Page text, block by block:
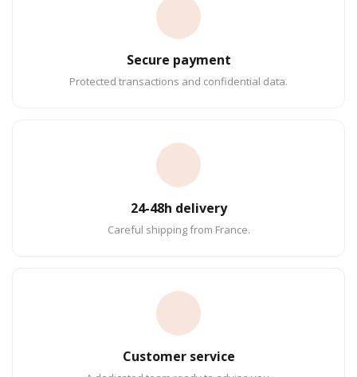
Secure payment
Protected transactions and confidential data.
24-48h delivery
Careful shipping from France.
Customer service